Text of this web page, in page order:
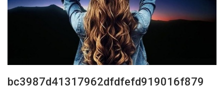
bc3987d41317962dfdfefd919016f879